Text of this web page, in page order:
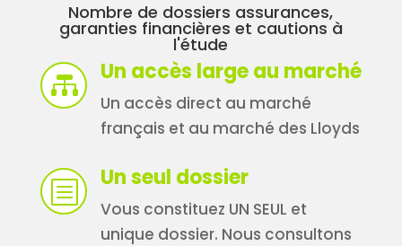
Nombre de dossiers assurances,
garanties financières et cautions à
l'étude
 Un accès large au marché
Un accès direct au marché
français et au marché des Lloyds
b Un seul dossier
Vous constituez UN SEUL et
unique dossier. Nous consultons